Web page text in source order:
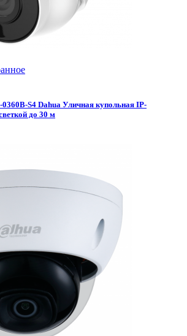
S4 Dahua Уличная купольная IP-
до 30 м